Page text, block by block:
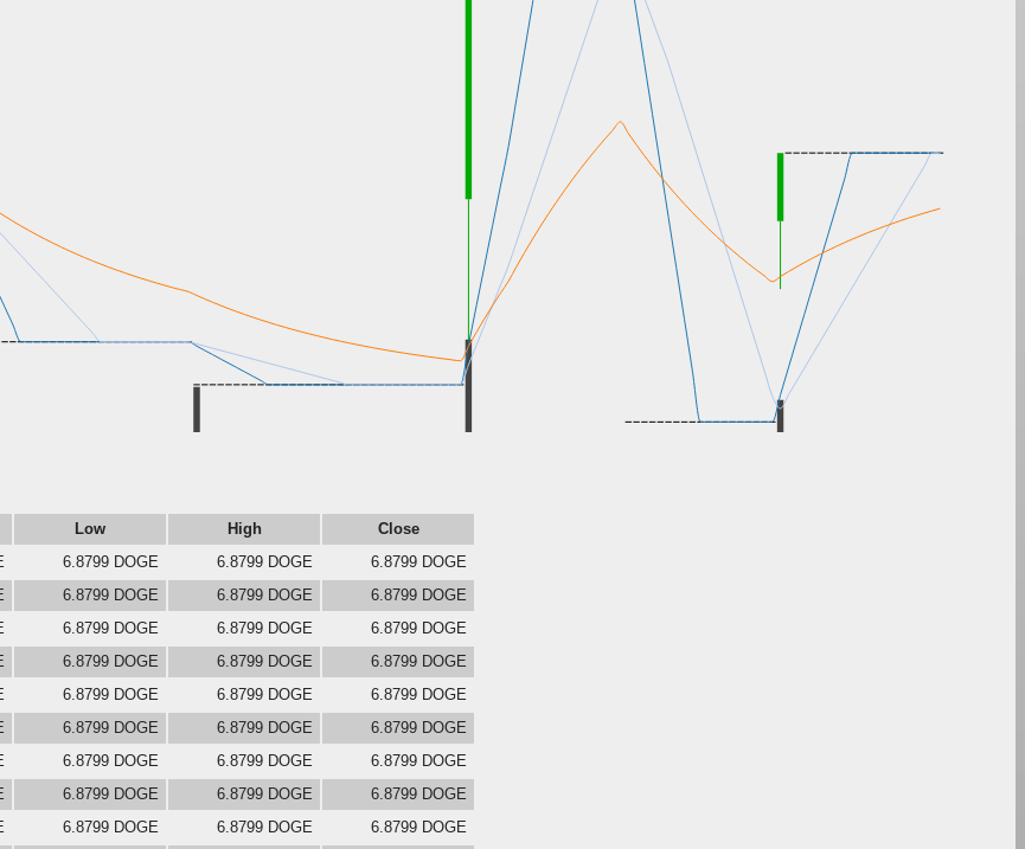
Low High
Close
6.8799 DOGE 6.8799 DOGE
6.8799 DOGE
6.8799 DOGE 6.8799 DOGE
6.8799 DOGE
6.8799 DOGE 6.8799 DOGE
6.8799 DOGE
6.8799 DOGE 6.8799 DOGE
6.8799 DOGE
6.8799 DOGE 6.8799 DOGE
6.8799 DOGE
6.8799 DOGE 6.8799 DOGE
6.8799 DOGE
6.8799 DOGE 6.8799 DOGE
6.8799 DOGE
6.8799 DOGE 6.8799 DOGE
6.8799 DOGE
6.8799 DOGE 6.8799 DOGE
6.8799 DOGE